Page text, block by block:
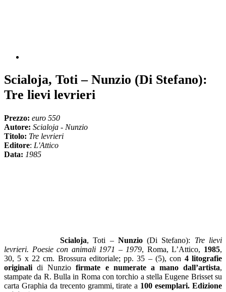
Scialoja, Toti – Nunzio (Di Stefano):
Tre lievi levrieri
Prezzo: euro 550
Autore: Scialoja - Nunzio
Titolo: Tre levrieri
Editore: L'Attico
Data: 1985
Scialoja, Toti – Nunzio(Di Stefano): Tre lievi
levrieri. Poesie con animali 1971 – 1979, Roma, L’Attico, 1985,
30, 5 x 22 cm. Brossura editoriale; pp. 35 – (5), con 4 litografie
originali di Nunziofirmate e numerate a mano dall’artista,
stampate da R. Bulla in Roma con torchio a stella Eugene Brisset su
carta Graphia da trecento grammi, tirate a 100 esemplari. Edizione